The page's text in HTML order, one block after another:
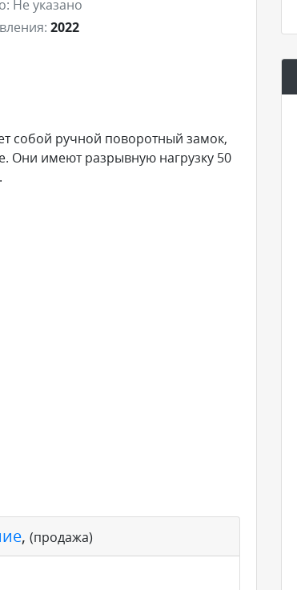
Не указано
2022
собой ручной поворотный замок,
Они имеют разрывную нагрузку 50
, (продажа)